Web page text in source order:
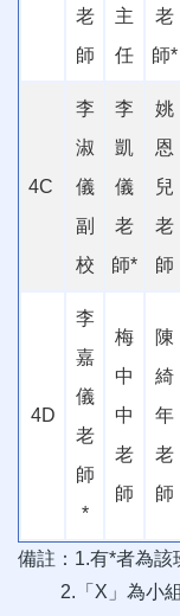
老
師
主
任
老
師*
4C
李
淑
儀
副
校
李
凱
儀
老
師*
姚
恩
兒
老
師
4D
李
嘉
儀
老
師
*
梅
中
中
老
師
陳
綺
年
老
師
備註：1.有*者為該
2.「X」為小組